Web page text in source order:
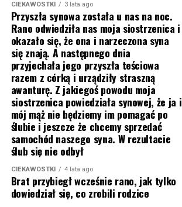
CIEKAWOSTKI 3 lata ago
Przyszła synowa została u nas na noc.
Rano odwiedziła nas moja siostrzenica i
okazało się, że ona i narzeczona syna
się znają. A następnego dnia
przyjechała jego przyszła teściowa
razem z córką i urządziły straszną
awanturę. Z jakiegoś powodu moja
siostrzenica powiedziała synowej, że ja i
mój mąż nie będziemy im pomagać po
ślubie i jeszcze że chcemy sprzedać
samochód naszego syna. W rezultacie
ślub się nie odbył
CIEKAWOSTKI 4 lata ago
Brat przybiegł wcześnie rano, jak tylko
dowiedział się, co zrobili rodzice